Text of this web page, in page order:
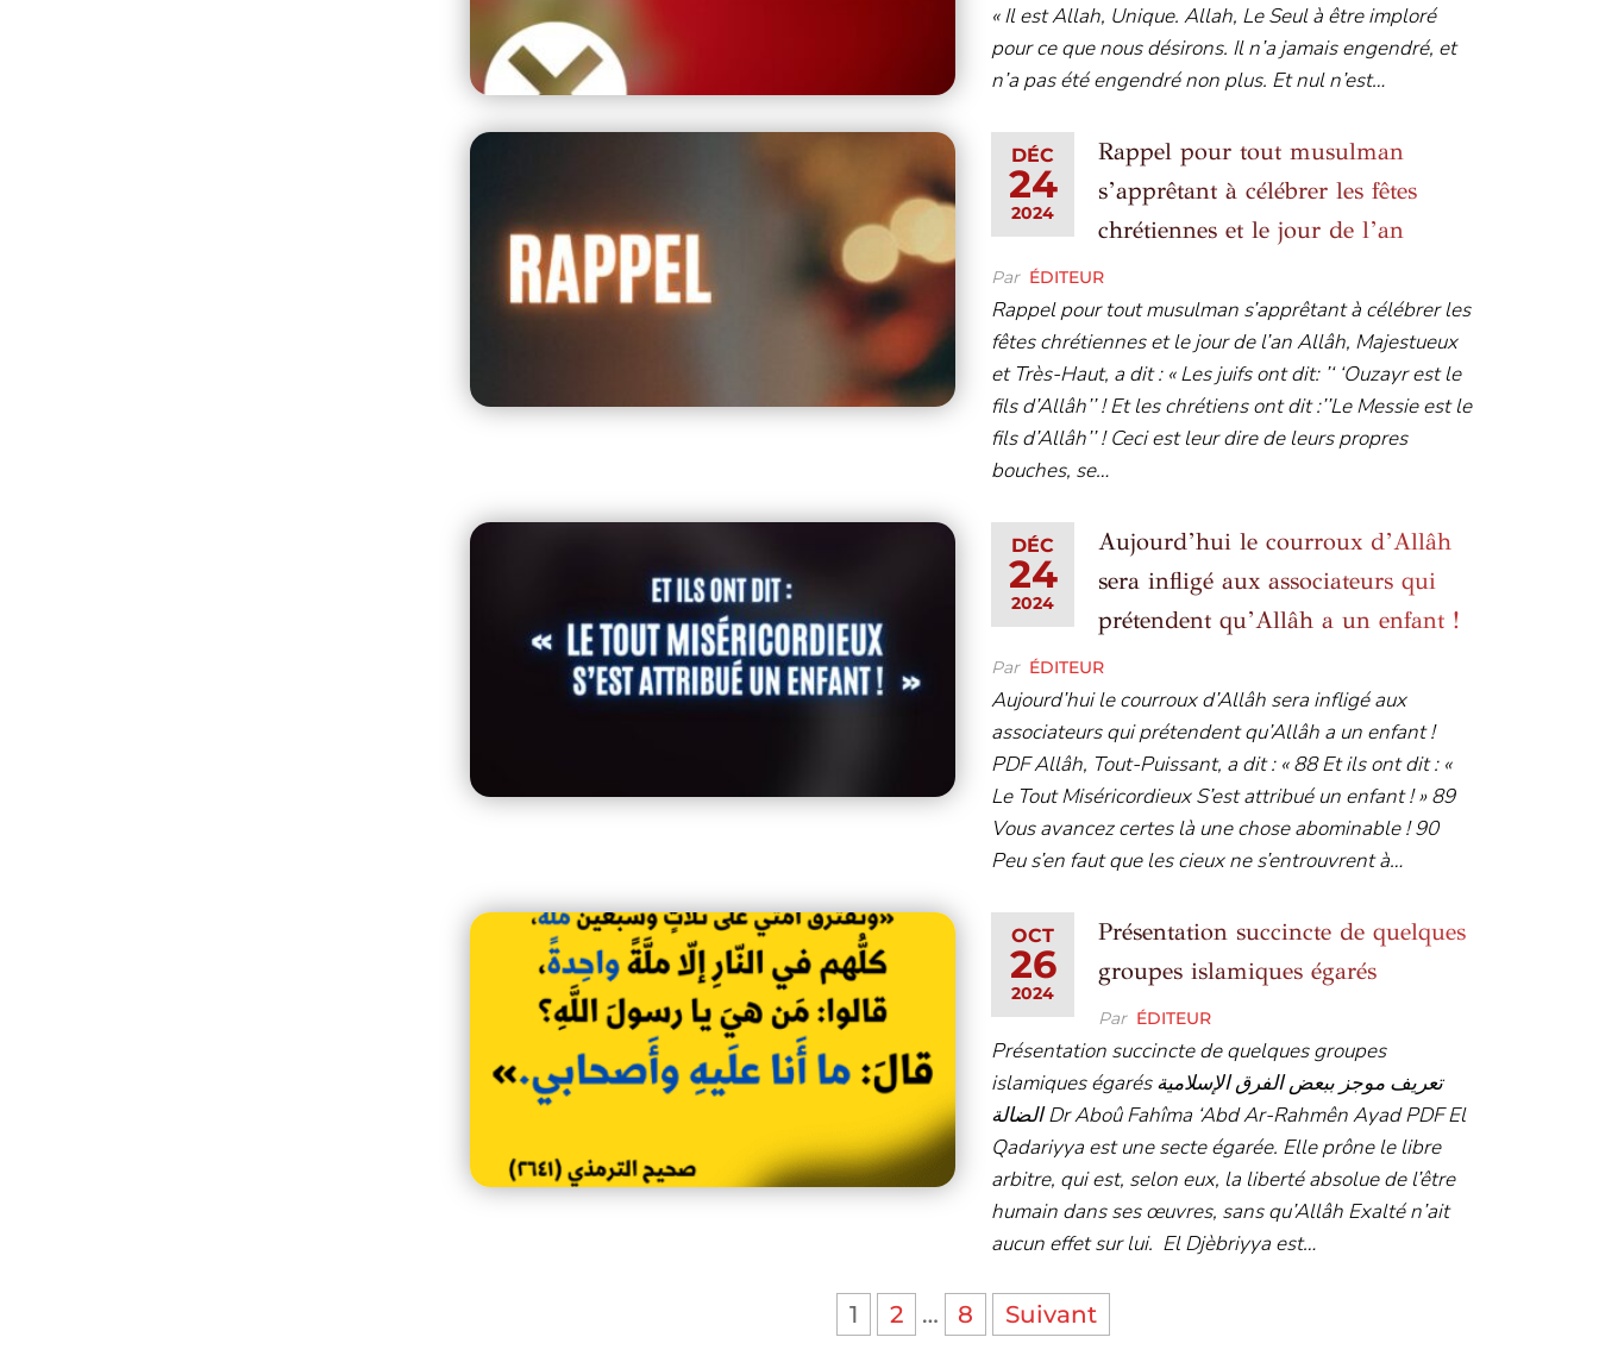
« Il est Allah, Unique. Allah, Le Seul à être imploré
pour ce que nous désirons. Il n’a jamais engendré, et
n’a pas été engendré non plus. Et nul n’est…
DÉC
24
2024
Rappel pour tout musulman
s’apprêtant à célébrer les fêtes
chrétiennes et le jour de l’an
Par ÉDITEUR
Rappel pour tout musulman s’apprêtant à célébrer les
fêtes chrétiennes et le jour de l’an Allâh, Majestueux
et Très-Haut, a dit : « Les juifs ont dit: ’‘ ‘Ouzayr est le
fils d’Allâh’’ ! Et les chrétiens ont dit :’’Le Messie est le
fils d’Allâh’’ ! Ceci est leur dire de leurs propres
bouches, se…
DÉC
24
2024
Aujourd’hui le courroux d’Allâh
sera infligé aux associateurs qui
prétendent qu’Allâh a un enfant !
Par ÉDITEUR
Aujourd’hui le courroux d’Allâh sera infligé aux
associateurs qui prétendent qu’Allâh a un enfant !
PDF Allâh, Tout-Puissant, a dit : « 88 Et ils ont dit : «
Le Tout Miséricordieux S’est attribué un enfant ! » 89
Vous avancez certes là une chose abominable ! 90
Peu s’en faut que les cieux ne s’entrouvrent à…
OCT
26
2024
Présentation succincte de quelques
groupes islamiques égarés
Par ÉDITEUR
Présentation succincte de quelques groupes
islamiques égarés تعريف موجز ببعض الفرق الإسلامية
الضالة Dr Aboû Fahîma ‘Abd Ar-Rahmên Ayad PDF El
Qadariyya est une secte égarée. Elle prône le libre
arbitre, qui est, selon eux, la liberté absolue de l’être
humain dans ses œuvres, sans qu’Allâh Exalté n’ait
aucun effet sur lui. El Djèbriyya est…
1 2 … 8 Suivant